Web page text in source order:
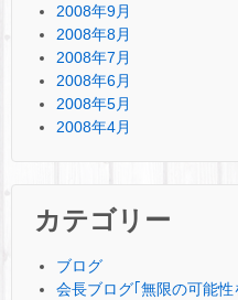
2008年9月
2008年8月
2008年7月
2008年6月
2008年5月
2008年4月
カテゴリー
ブログ
会長ブログ｢無限の可能性